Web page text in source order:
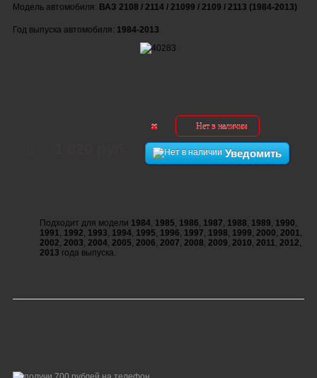
Модель автомобиля: ВАЗ 2108 / 2114 / 21099 / 2109 / 2113 (1984-2013)
Год выпуска автомобиля: 1984-2013
Нет в наличии
Уведомить
Подходит для модели 1984, 1985, 1986, 1987, 1988, 1989, 1990,
1991, 1992, 1993, 1994, 1995, 1996, 1997, 1998, 1999, 2000, 2001,
2002, 2003, 2004, 2005, 2006, 2007, 2008, 2009, 2010, 2011, 2012,
2013 года выпуска.